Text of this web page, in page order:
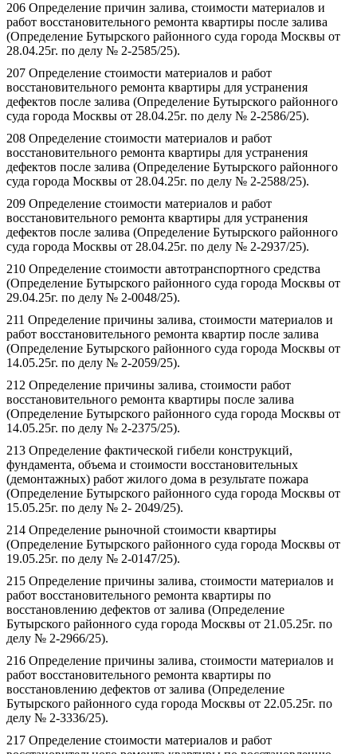
206 Определение причин залива, стоимости материалов и
работ восстановительного ремонта квартиры после залива
(Определение Бутырского районного суда города Москвы от
28.04.25г. по делу № 2-2585/25).
207 Определение стоимости материалов и работ
восстановительного ремонта квартиры для устранения
дефектов после залива (Определение Бутырского районного
суда города Москвы от 28.04.25г. по делу № 2-2586/25).
208 Определение стоимости материалов и работ
восстановительного ремонта квартиры для устранения
дефектов после залива (Определение Бутырского районного
суда города Москвы от 28.04.25г. по делу № 2-2588/25).
209 Определение стоимости материалов и работ
восстановительного ремонта квартиры для устранения
дефектов после залива (Определение Бутырского районного
суда города Москвы от 28.04.25г. по делу № 2-2937/25).
210 Определение стоимости автотранспортного средства
(Определение Бутырского районного суда города Москвы от
29.04.25г. по делу № 2-0048/25).
211 Определение причины залива, стоимости материалов и
работ восстановительного ремонта квартир после залива
(Определение Бутырского районного суда города Москвы от
14.05.25г. по делу № 2-2059/25).
212 Определение причины залива, стоимости работ
восстановительного ремонта квартиры после залива
(Определение Бутырского районного суда города Москвы от
14.05.25г. по делу № 2-2375/25).
213 Определение фактической гибели конструкций,
фундамента, объема и стоимости восстановительных
(демонтажных) работ жилого дома в результате пожара
(Определение Бутырского районного суда города Москвы от
15.05.25г. по делу № 2- 2049/25).
214 Определение рыночной стоимости квартиры
(Определение Бутырского районного суда города Москвы от
19.05.25г. по делу № 2-0147/25).
215 Определение причины залива, стоимости материалов и
работ восстановительного ремонта квартиры по
восстановлению дефектов от залива (Определение
Бутырского районного суда города Москвы от 21.05.25г. по
делу № 2-2966/25).
216 Определение причины залива, стоимости материалов и
работ восстановительного ремонта квартиры по
восстановлению дефектов от залива (Определение
Бутырского районного суда города Москвы от 22.05.25г. по
делу № 2-3336/25).
217 Определение стоимости материалов и работ